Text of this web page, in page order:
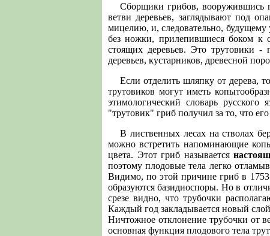
Сборщики грибов, вооружившись
ветви деревьев, заглядывают под
мицелию, и, следовательно,
без ножки, прилепившиеся боком к
стоящих деревьев. Это трутовики
деревьев, кустарников, древесной
Если отделить шляпку от дерева,
трутовиков могут иметь
этимологический словарь
"трутовик" гриб получил за то, что
В лиственных лесах на стволах
можно встретить напоминающие
цвета. Этот гриб называется
поэтому плодовые тела легко
Видимо, по этой причине гриб в 1753
образуются базидиоспоры. Но в
срезе видно, что трубочки
Каждый год закладывается новый
Ничтожное отклонение трубочки от
основная функция плодового тела